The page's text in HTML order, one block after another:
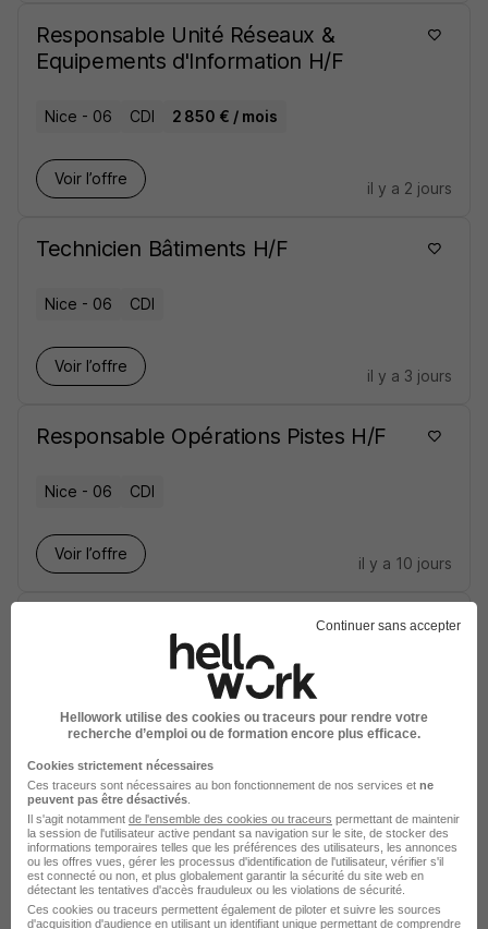
Responsable Unité Réseaux &
Equipements d'Information H/F
Nice - 06 CDI 2 850 € / mois
Voir l’offre
il y a 2 jours
Technicien Bâtiments H/F
Nice - 06 CDI
Voir l’offre
il y a 3 jours
Responsable Opérations Pistes H/F
Nice - 06 CDI
Voir l’offre
il y a 10 jours
Technicien Support Informatique H/F
Voir l’offre
Technicien Electromécanicien
Terminaux H/F
Nice - 06 CDI 1 900 € / mois
Continuer sans accepter
Hellowork utilise des cookies ou traceurs pour rendre votre
recherche d’emploi ou de formation encore plus efficace.
Cookies strictement nécessaires
Ces traceurs sont nécessaires au bon fonctionnement de nos services et ne
peuvent pas être désactivés
Il s'agit notamment de l'ensemble des cookies ou traceurs permettant de maintenir
la session de l'utilisateur active pendant sa navigation sur le site, de stocker des
informations temporaires telles que les préférences des utilisateurs, les annonces
ou les offres vues, gérer les processus d'identification de l'utilisateur, vérifier s'il
est connecté ou non, et plus globalement garantir la sécurité du site web en
détectant les tentatives d'accès frauduleux ou les violations de sécurité.
Ces cookies ou traceurs permettent également de piloter et suivre les sources
d'acquisition d'audience en utilisant un identifiant unique permettant de comprendre